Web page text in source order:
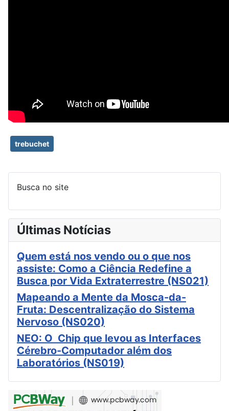
trebuchet
Busca no site
Últimas Notícias
Quem está nos vendo ou o que nos
assiste: Como a Ciência Redefine a
Busca por Vida Extraterrestre (NS021)
Mapeando a Mente da Mosca-da-
Fruta: Descentralização do Sistema
Nervoso (NS020)
NEO: O Chip que levou as Interfaces
Cérebro-Computador além dos
Laboratórios (NS019)